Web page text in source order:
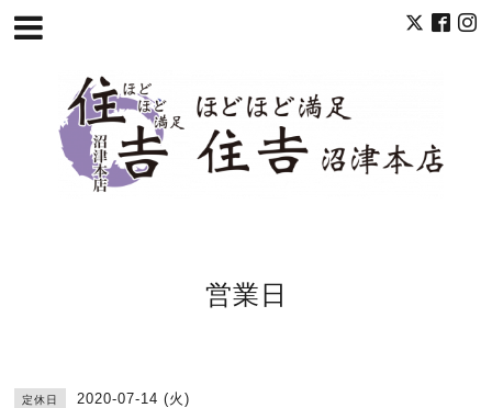
営業日
定休日 2020-07-14 (火)